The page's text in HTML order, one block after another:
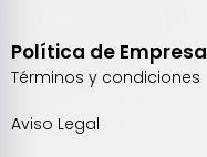
Política de Empresa
Términos y condiciones
Aviso Legal